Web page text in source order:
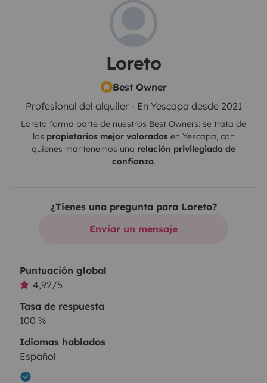
Loreto
Best Owner
Profesional del alquiler - En Yescapa desde 2021
Loreto forma parte de nuestros Best Owners: se trata de
los propietarios mejor valoradosen Yescapa, con
quienes mantenemos una relación privilegiada de
confianza.
¿Tienes una pregunta para Loreto?
Enviar un mensaje
Puntuación global
4,92/5
Tasa de respuesta
100 %
Idiomas hablados
Español